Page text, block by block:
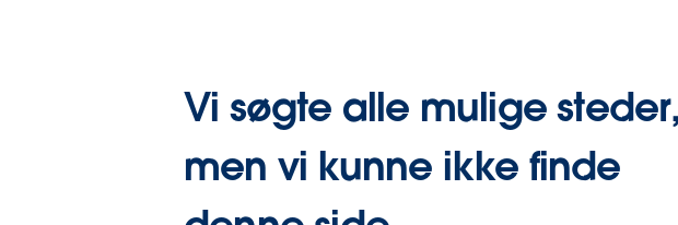
Vi søgte alle mulige steder,
men vi kunne ikke finde